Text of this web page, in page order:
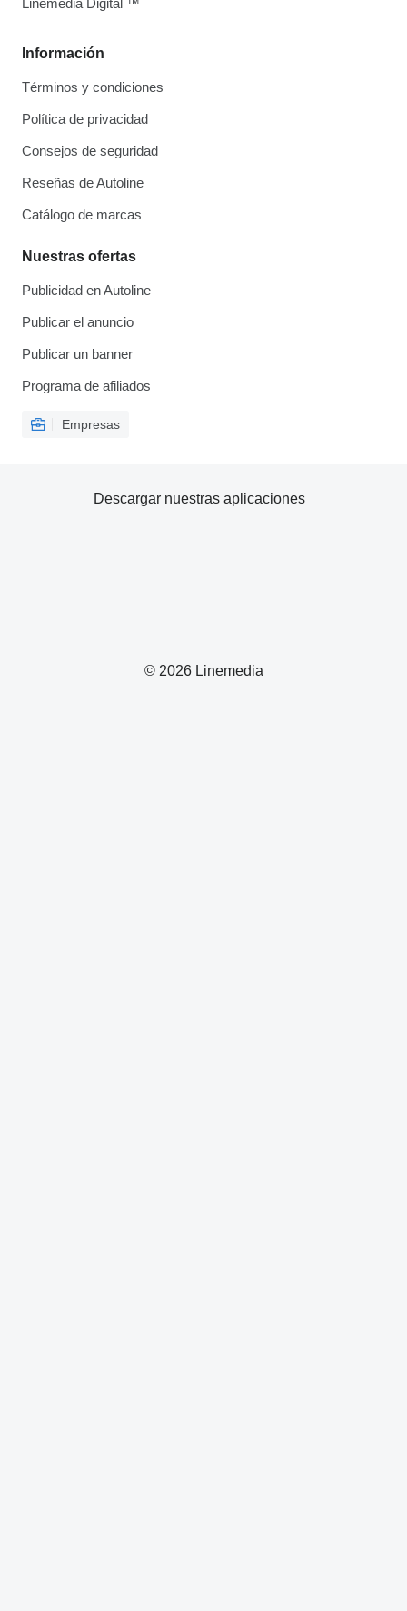
Información
Términos y condiciones
Política de privacidad
Consejos de seguridad
Reseñas de Autoline
Catálogo de marcas
Nuestras ofertas
Publicidad en Autoline
Publicar el anuncio
Publicar un banner
Programa de afiliados
Empresas
Linemedia Digital ™
© 2026 Linemedia
Descargar nuestras aplicaciones